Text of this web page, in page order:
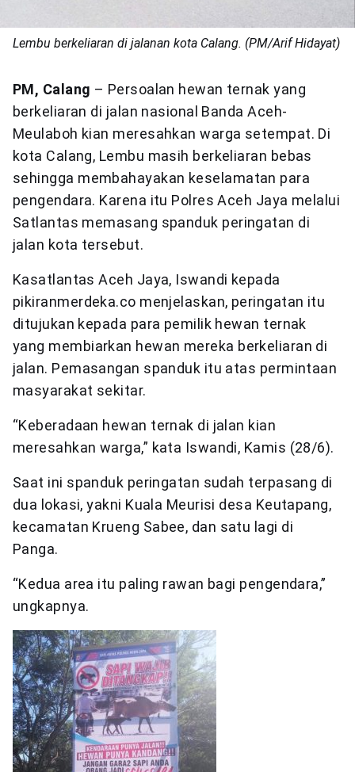
Lembu berkeliaran di jalanan kota Calang. (PM/Arif Hidayat)
PM, Calang – Persoalan hewan ternak yang
berkeliaran di jalan nasional Banda Aceh-
Meulaboh kian meresahkan warga setempat. Di
kota Calang, Lembu masih berkeliaran bebas
sehingga membahayakan keselamatan para
pengendara. Karena itu Polres Aceh Jaya melalui
Satlantas memasang spanduk peringatan di
jalan kota tersebut.
Kasatlantas Aceh Jaya, Iswandi kepada
pikiranmerdeka.co menjelaskan, peringatan itu
ditujukan kepada para pemilik hewan ternak
yang membiarkan hewan mereka berkeliaran di
jalan. Pemasangan spanduk itu atas permintaan
masyarakat sekitar.
“Keberadaan hewan ternak di jalan kian
meresahkan warga,” kata Iswandi, Kamis (28/6).
Saat ini spanduk peringatan sudah terpasang di
dua lokasi, yakni Kuala Meurisi desa Keutapang,
kecamatan Krueng Sabee, dan satu lagi di
Panga.
“Kedua area itu paling rawan bagi pengendara,”
ungkapnya.